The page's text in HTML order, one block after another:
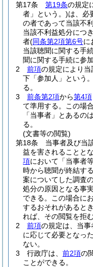
第17条
第19条の規定
者」という。)は、必
の者であって当該不
当該不利益処分につ
者(同条第2項第6号に
当該聴聞に関する手
聞に関する手続に参
2
前項の規定により
下「参加人」という
る。
3
前条第2項から第4項
て準用する。
この場
「当事者」とあるの
る。
(文書等の閲覧)
第18条
当事者及び当
益を害されることと
項において「当事者
時から聴聞が終結す
案についてした調査
処分の原因となる事
できる。
この場合に
するおそれがあると
れば、その閲覧を拒
2
前項の規定は、当
に応じて必要となっ
ない。
3
行政庁は、 前2項の
ことができる。